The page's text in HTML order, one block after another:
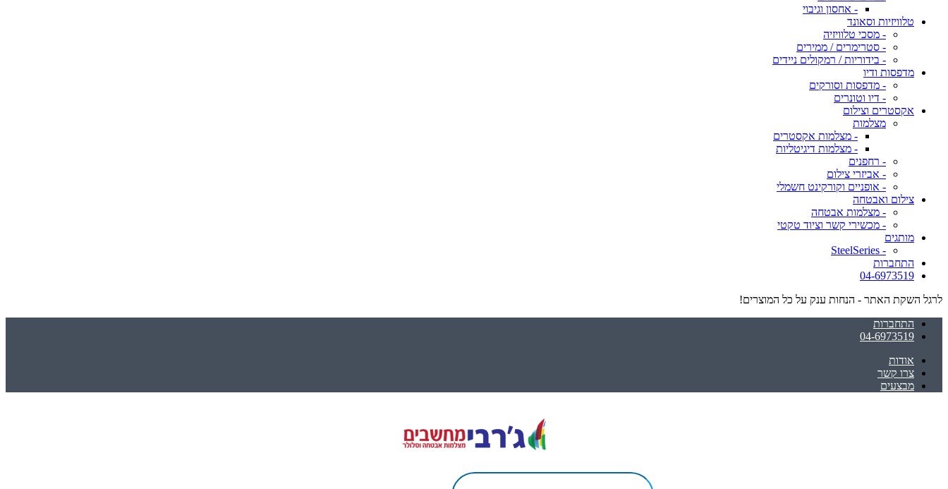
- אחסון וגיבוי
טלוויזיות וסאונד
- מסכי טלוויזיה
- סטרימרים / ממירים
- בידוריות / רמקולים ניידים
מדפסות ודיו
- מדפסות וסורקים
- דיו וטונרים
אקסטרים וצילום
מצלמות
- מצלמות אקסטרים
- מצלמות דיגיטליות
- רחפנים
- אביזרי צילום
- אופניים וקורקינט חשמלי
צילום ואבטחה
- מצלמות אבטחה
- מכשירי קשר וציוד טקטי
מותגים
- SteelSeries
התחברות
04-6973519
לרגל השקת האתר - הנחות ענק על כל המוצרים!
התחברות
04-6973519
אודות
צרו קשר
מבצעים